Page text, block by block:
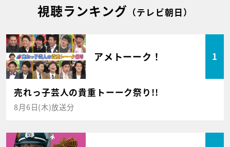
視聴ランキング （テレビ朝日）
アメトーーク！ 1
売れっ子芸人の貴重トーーク祭り!!
8月6日(木)放送分